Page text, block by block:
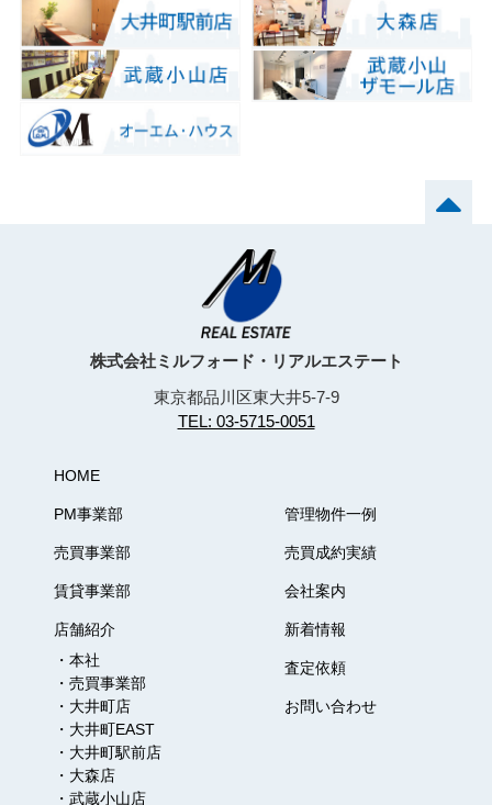
株式会社ミルフォード・リアルエステート
東京都品川区東大井5-7-9
TEL: 03-5715-0051
HOME
PM事業部
売買事業部
賃貸事業部
店舗紹介
・本社
・売買事業部
・大井町店
・大井町EAST
・大井町駅前店
・大森店
・武蔵小山店
管理物件一例
売買成約実績
会社案内
新着情報
査定依頼
お問い合わせ